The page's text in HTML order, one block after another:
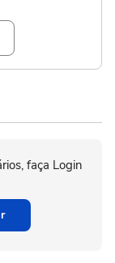
faça Login